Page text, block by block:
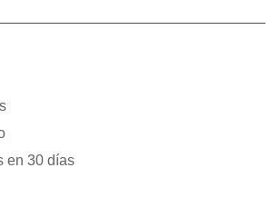
en 30 días